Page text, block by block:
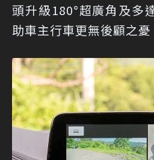
頭升級180°超廣角及多
助車主行車更無後顧之憂